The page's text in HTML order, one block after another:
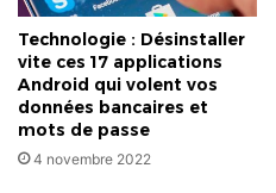
Technologie : Désinstaller
vite ces 17 applications
Android qui volent vos
données bancaires et
mots de passe
4 novembre 2022